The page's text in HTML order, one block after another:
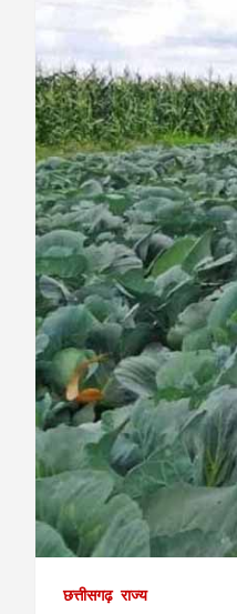
छत्तीसगढ़ राज्य